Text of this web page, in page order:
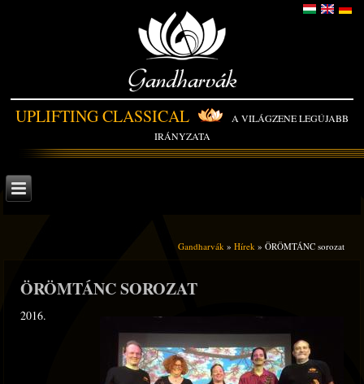
Gandharvák
UPLIFTING CLASSICAL
A VILÁGZENE LEGÚJABB
IRÁNYZATA
Gandharvák » Hírek » ÖRÖMTÁNC sorozat
ÖRÖMTÁNC SOROZAT
2016.